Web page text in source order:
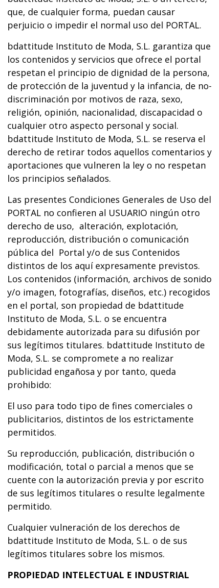
que, de cualquier forma, puedan causar
perjuicio o impedir el normal uso del PORTAL.
bdattitude Instituto de Moda, S.L. garantiza que
los contenidos y servicios que ofrece el portal
respetan el principio de dignidad de la persona,
de protección de la juventud y la infancia, de no-
discriminación por motivos de raza, sexo,
religión, opinión, nacionalidad, discapacidad o
cualquier otro aspecto personal y social.
bdattitude Instituto de Moda, S.L. se reserva el
derecho de retirar todos aquellos comentarios y
aportaciones que vulneren la ley o no respetan
los principios señalados.
Las presentes Condiciones Generales de Uso del
PORTAL no confieren al USUARIO ningún otro
derecho de uso, alteración, explotación,
reproducción, distribución o comunicación
pública del Portal y/o de sus Contenidos
distintos de los aquí expresamente previstos.
Los contenidos (información, archivos de sonido
y/o imagen, fotografías, diseños, etc.) recogidos
en el portal, son propiedad de bdattitude
Instituto de Moda, S.L. o se encuentra
debidamente autorizada para su difusión por
sus legítimos titulares. bdattitude Instituto de
Moda, S.L. se compromete a no realizar
publicidad engañosa y por tanto, queda
prohibido:
El uso para todo tipo de fines comerciales o
publicitarios, distintos de los estrictamente
permitidos.
Su reproducción, publicación, distribución o
modificación, total o parcial a menos que se
cuente con la autorización previa y por escrito
de sus legítimos titulares o resulte legalmente
permitido.
Cualquier vulneración de los derechos de
bdattitude Instituto de Moda, S.L. o de sus
legítimos titulares sobre los mismos.
PROPIEDAD INTELECTUAL E INDUSTRIAL